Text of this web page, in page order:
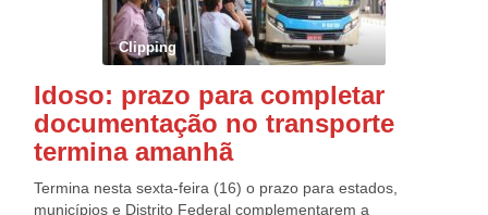
Clipping
Idoso: prazo para completar
documentação no transporte
termina amanhã
Termina nesta sexta-feira (16) o prazo para estados,
municípios e Distrito Federal complementarem a